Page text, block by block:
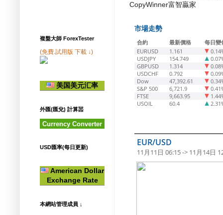
CopyWinner富智贏家
市場走勢
合約 最新價格
每日變
EURUSD
1.161
USDJPY
154.749
GBPUSD
1.314
USDCHF
0.792
Dow
47,392.61
S&P 500
6,721.9
FTSE
9,663.95
USOIL
60.4
EUR/USD
11月11日 06:15 -> 11月14日
複盤大師 ForexTester
(免費.試用版 下載 ↓)
美国美元汇率
外匯(匯兌) 計算噐
Currency Converter
USD匯率(每日更新)
American Dollar
Exchange Rate
本網站管理成員 ↓